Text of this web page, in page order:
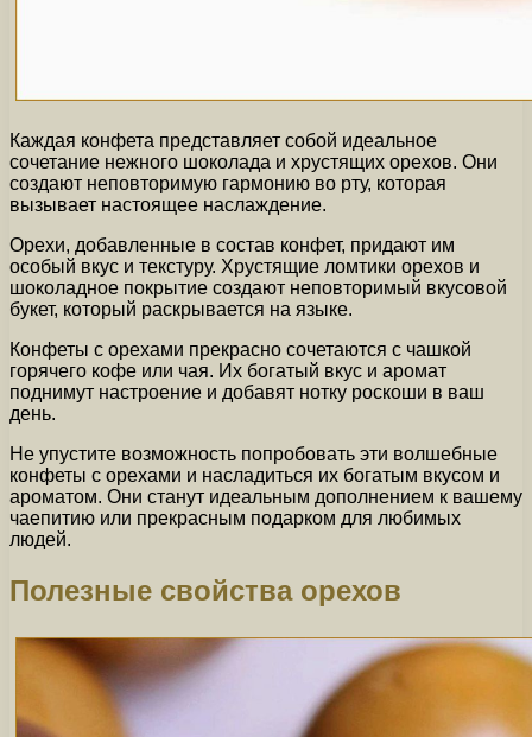
Каждая конфета представляет собой идеальное
сочетание нежного шоколада и хрустящих орехов. Они
создают неповторимую гармонию во рту, которая
вызывает настоящее наслаждение.
Орехи, добавленные в состав конфет, придают им
особый вкус и текстуру. Хрустящие ломтики орехов и
шоколадное покрытие создают неповторимый вкусовой
букет, который раскрывается на языке.
Конфеты с орехами прекрасно сочетаются с чашкой
горячего кофе или чая. Их богатый вкус и аромат
поднимут настроение и добавят нотку роскоши в ваш
день.
Не упустите возможность попробовать эти волшебные
конфеты с орехами и насладиться их богатым вкусом и
ароматом. Они станут идеальным дополнением к вашему
чаепитию или прекрасным подарком для любимых
людей.
Полезные свойства орехов